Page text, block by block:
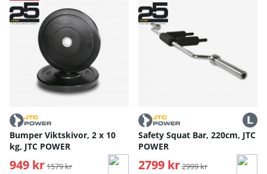
Bumper Viktskivor, 2 x 10
kg, JTC POWER
949 kr Ordinarie pris:
1579 kr
Safety Squat Bar, 220cm, JTC
POWER
2799 kr Ordinarie pris:
2999 kr